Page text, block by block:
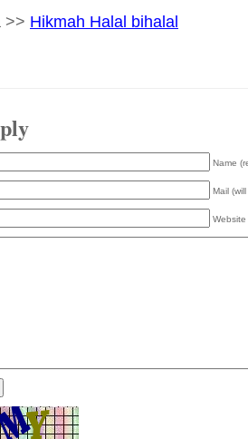
>> Hikmah Halal bihalal
Name
Mail
Website